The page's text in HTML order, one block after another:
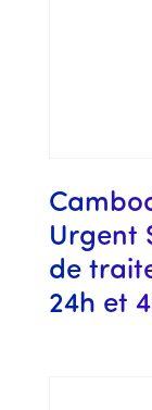
Urgent
de
24h et